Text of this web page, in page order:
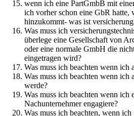
wenn ich eine PartGmbB mit
ich vorher schon eine GbR hatte,
hinzukommt- was ist
Was muss ich
überlege eine Gesellschaft von
oder eine normale GmbH die
eingetragen wird?
Was muss ich beachten wenn ich
Was muss ich beachten wenn ich
werde?
Was muss ich beachten wenn ich
Nachunternehmer engagiere?
Was muss ich beachten, wenn